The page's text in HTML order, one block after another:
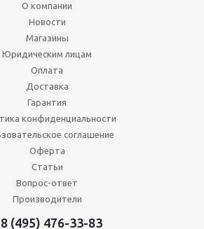
О компании
Новости
Магазины
Юридическим лицам
Оплата
Доставка
Гарантия
конфиденциальности
соглашение
Оферта
Статьи
Вопрос-ответ
Производители
8 (495) 476-33-83